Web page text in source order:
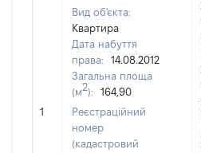
1
Вид об'єкта:
Квартира
Дата набуття
права:
14.08.2012
Загальна площа
(м2):
164,90
Реєстраційний
номер
(кадастровий